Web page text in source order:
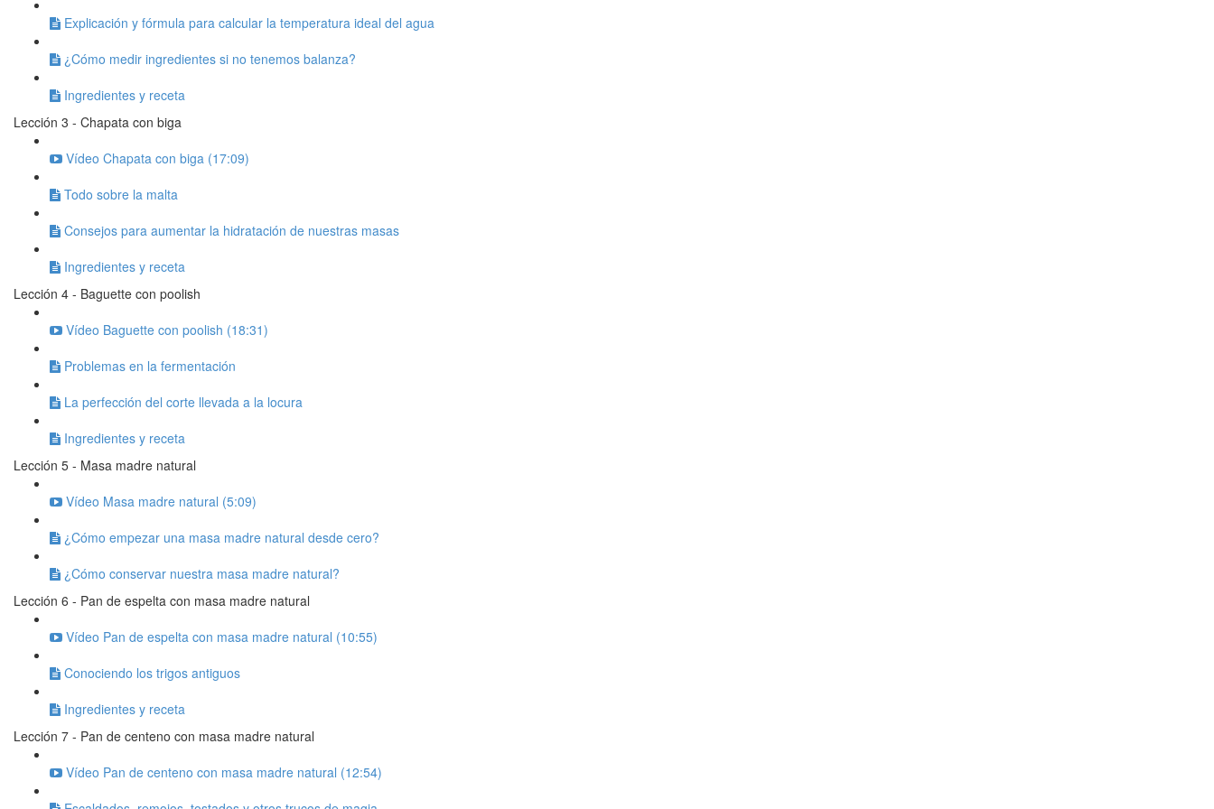
Explicación y fórmula para calcular la temperatura ideal del agua
¿Cómo medir ingredientes si no tenemos balanza?
Ingredientes y receta
Lección 3 - Chapata con biga
Vídeo Chapata con biga (17:09)
Todo sobre la malta
Consejos para aumentar la hidratación de nuestras masas
Ingredientes y receta
Lección 4 - Baguette con poolish
Vídeo Baguette con poolish (18:31)
Problemas en la fermentación
La perfección del corte llevada a la locura
Ingredientes y receta
Lección 5 - Masa madre natural
Vídeo Masa madre natural (5:09)
¿Cómo empezar una masa madre natural desde cero?
¿Cómo conservar nuestra masa madre natural?
Lección 6 - Pan de espelta con masa madre natural
Vídeo Pan de espelta con masa madre natural (10:55)
Conociendo los trigos antiguos
Ingredientes y receta
Lección 7 - Pan de centeno con masa madre natural
Vídeo Pan de centeno con masa madre natural (12:54)